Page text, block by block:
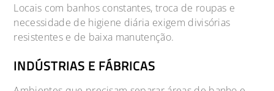
Locais com banhos constantes, troca de roupas e
necessidade de higiene diária exigem divisórias
resistentes e de baixa manutenção.
INDÚSTRIAS E FÁBRICAS